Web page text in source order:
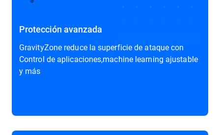
Protección avanzada
GravityZone reduce la superficie de ataque con
Control de aplicaciones,machine learning ajustable
y más